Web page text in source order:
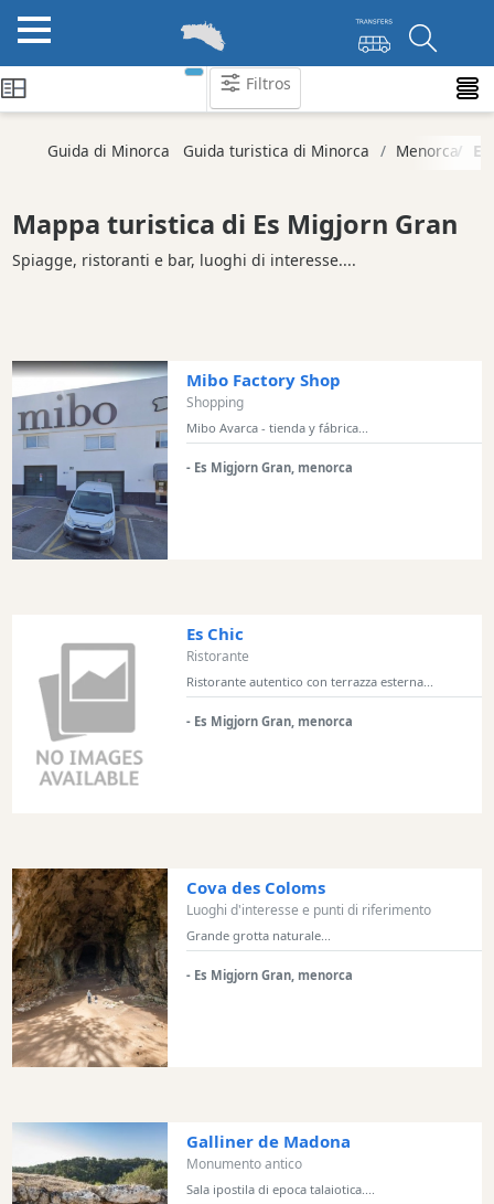
Filtros
Categorie
Società
di
attività
Parchi
acquatici
Ristorante
Boat
Excursions
Cafe
Bar
Cultura
Attività
bambini
Live
Music
Terrazas
Beach
Bar
and
Clubs
Shopping
Trasferimento
di
biciclette
Standup
Guida di Minorca Guida turistica di Minorca Menorca
Mappa turistica di Es Migjorn Gran
Spiagge, ristoranti e bar, luoghi di interesse....
Mibo Factory Shop
Shopping
Mibo Avarca - tienda y fábrica...
- Es Migjorn Gran, menorca
Es Chic
Ristorante
Ristorante autentico con terrazza esterna...
- Es Migjorn Gran, menorca
Cova des Coloms
Luoghi d'interesse e punti di riferimento
Grande grotta naturale...
- Es Migjorn Gran, menorca
Galliner de Madona
Monumento antico
Sala ipostila di epoca talaiotica....